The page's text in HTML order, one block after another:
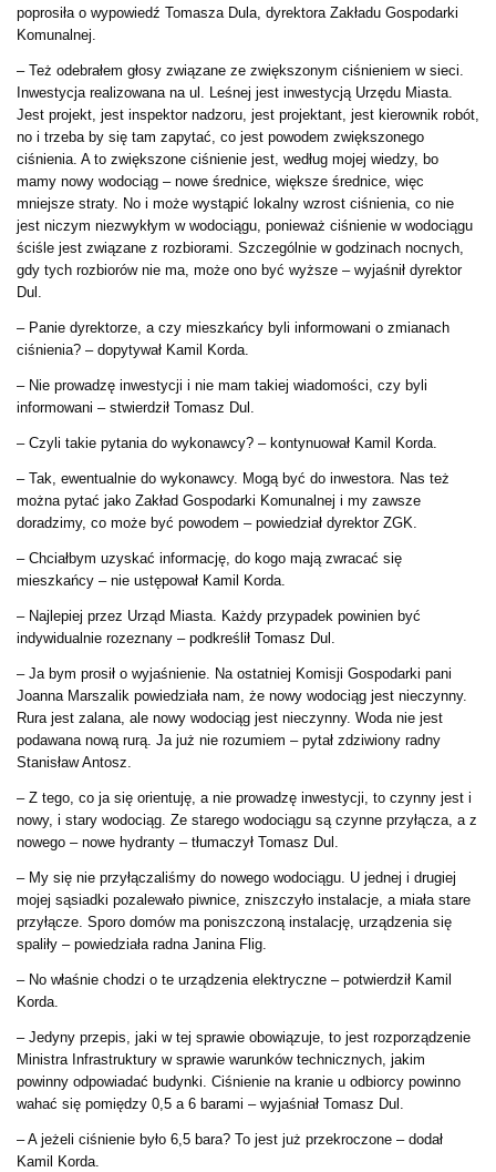
poprosiła o wypowiedź Tomasza Dula, dyrektora Zakładu Gospodarki
Komunalnej.
– Też odebrałem głosy związane ze zwiększonym ciśnieniem w sieci.
Inwestycja realizowana na ul. Leśnej jest inwestycją Urzędu Miasta.
Jest projekt, jest inspektor nadzoru, jest projektant, jest kierownik robót,
no i trzeba by się tam zapytać, co jest powodem zwiększonego
ciśnienia. A to zwiększone ciśnienie jest, według mojej wiedzy, bo
mamy nowy wodociąg – nowe średnice, większe średnice, więc
mniejsze straty. No i może wystąpić lokalny wzrost ciśnienia, co nie
jest niczym niezwykłym w wodociągu, ponieważ ciśnienie w wodociągu
ściśle jest związane z rozbiorami. Szczególnie w godzinach nocnych,
gdy tych rozbiorów nie ma, może ono być wyższe – wyjaśnił dyrektor
Dul.
– Panie dyrektorze, a czy mieszkańcy byli informowani o zmianach
ciśnienia? – dopytywał Kamil Korda.
– Nie prowadzę inwestycji i nie mam takiej wiadomości, czy byli
informowani – stwierdził Tomasz Dul.
– Czyli takie pytania do wykonawcy? – kontynuował Kamil Korda.
– Tak, ewentualnie do wykonawcy. Mogą być do inwestora. Nas też
można pytać jako Zakład Gospodarki Komunalnej i my zawsze
doradzimy, co może być powodem – powiedział dyrektor ZGK.
– Chciałbym uzyskać informację, do kogo mają zwracać się
mieszkańcy – nie ustępował Kamil Korda.
– Najlepiej przez Urząd Miasta. Każdy przypadek powinien być
indywidualnie rozeznany – podkreślił Tomasz Dul.
– Ja bym prosił o wyjaśnienie. Na ostatniej Komisji Gospodarki pani
Joanna Marszalik powiedziała nam, że nowy wodociąg jest nieczynny.
Rura jest zalana, ale nowy wodociąg jest nieczynny. Woda nie jest
podawana nową rurą. Ja już nie rozumiem – pytał zdziwiony radny
Stanisław Antosz.
– Z tego, co ja się orientuję, a nie prowadzę inwestycji, to czynny jest i
nowy, i stary wodociąg. Ze starego wodociągu są czynne przyłącza, a z
nowego – nowe hydranty – tłumaczył Tomasz Dul.
– My się nie przyłączaliśmy do nowego wodociągu. U jednej i drugiej
mojej sąsiadki pozalewało piwnice, zniszczyło instalacje, a miała stare
przyłącze. Sporo domów ma poniszczoną instalację, urządzenia się
spaliły – powiedziała radna Janina Flig.
– No właśnie chodzi o te urządzenia elektryczne – potwierdził Kamil
Korda.
– Jedyny przepis, jaki w tej sprawie obowiązuje, to jest rozporządzenie
Ministra Infrastruktury w sprawie warunków technicznych, jakim
powinny odpowiadać budynki. Ciśnienie na kranie u odbiorcy powinno
wahać się pomiędzy 0,5 a 6 barami – wyjaśniał Tomasz Dul.
– A jeżeli ciśnienie było 6,5 bara? To jest już przekroczone – dodał
Kamil Korda.